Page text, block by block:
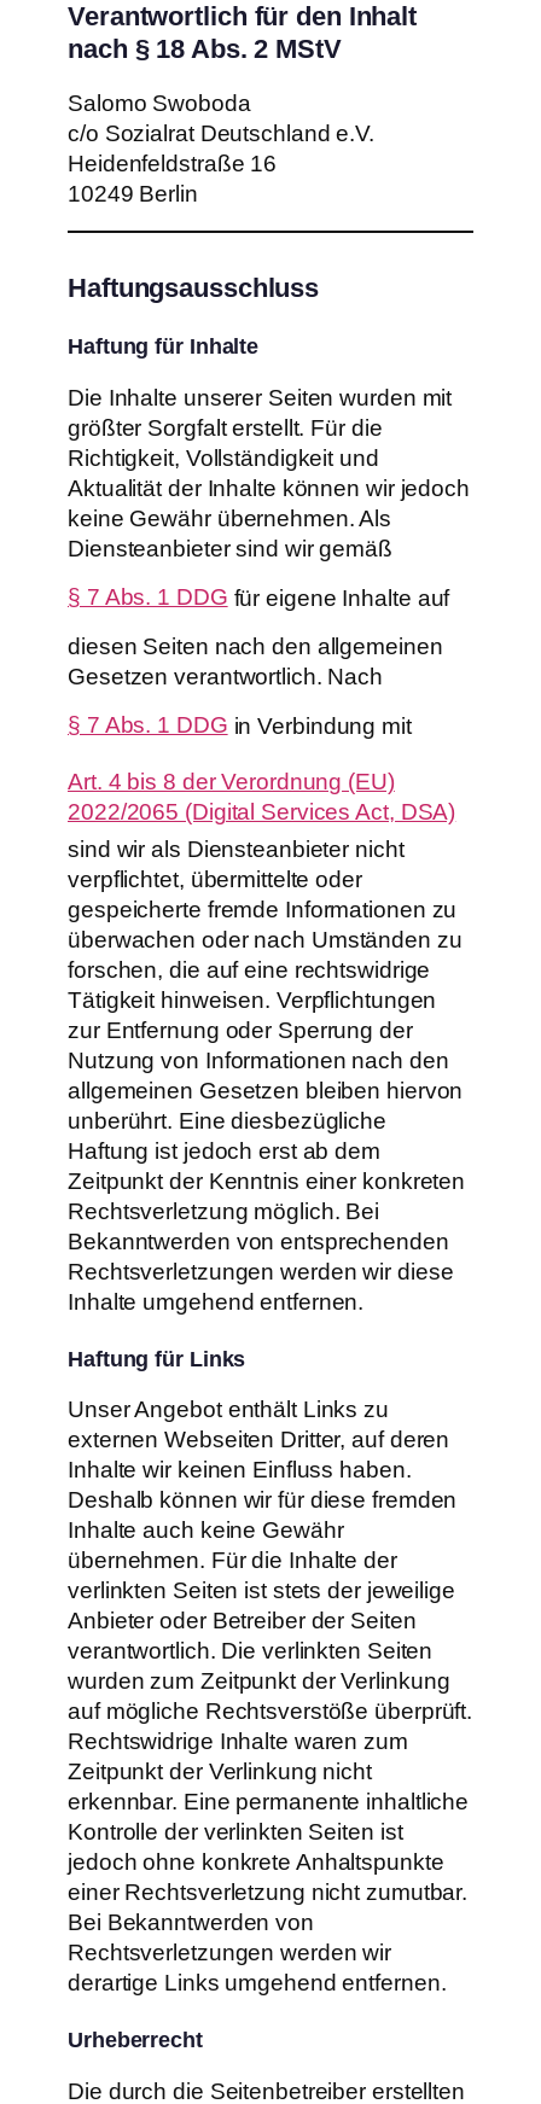
Verantwortlich für den Inhalt
nach § 18 Abs. 2 MStV
Salomo Swoboda
c/o Sozialrat Deutschland e.V.
Heidenfeldstraße 16
10249 Berlin
Haftungsausschluss
Haftung für Inhalte
Die Inhalte unserer Seiten wurden mit
größter Sorgfalt erstellt. Für die
Richtigkeit, Vollständigkeit und
Aktualität der Inhalte können wir jedoch
keine Gewähr übernehmen. Als
Diensteanbieter sind wir gemäß
§ 7 Abs. 1 DDG für eigene Inhalte auf
diesen Seiten nach den allgemeinen
Gesetzen verantwortlich. Nach
§ 7 Abs. 1 DDG in Verbindung mit
Art. 4 bis 8 der Verordnung (EU)
2022/2065 (Digital Services Act, DSA)
sind wir als Diensteanbieter nicht
verpflichtet, übermittelte oder
gespeicherte fremde Informationen zu
überwachen oder nach Umständen zu
forschen, die auf eine rechtswidrige
Tätigkeit hinweisen. Verpflichtungen
zur Entfernung oder Sperrung der
Nutzung von Informationen nach den
allgemeinen Gesetzen bleiben hiervon
unberührt. Eine diesbezügliche
Haftung ist jedoch erst ab dem
Zeitpunkt der Kenntnis einer konkreten
Rechtsverletzung möglich. Bei
Bekanntwerden von entsprechenden
Rechtsverletzungen werden wir diese
Inhalte umgehend entfernen.
Haftung für Links
Unser Angebot enthält Links zu
externen Webseiten Dritter, auf deren
Inhalte wir keinen Einfluss haben.
Deshalb können wir für diese fremden
Inhalte auch keine Gewähr
übernehmen. Für die Inhalte der
verlinkten Seiten ist stets der jeweilige
Anbieter oder Betreiber der Seiten
verantwortlich. Die verlinkten Seiten
wurden zum Zeitpunkt der Verlinkung
auf mögliche Rechtsverstöße überprüft.
Rechtswidrige Inhalte waren zum
Zeitpunkt der Verlinkung nicht
erkennbar. Eine permanente inhaltliche
Kontrolle der verlinkten Seiten ist
jedoch ohne konkrete Anhaltspunkte
einer Rechtsverletzung nicht zumutbar.
Bei Bekanntwerden von
Rechtsverletzungen werden wir
derartige Links umgehend entfernen.
Urheberrecht
Die durch die Seitenbetreiber erstellten